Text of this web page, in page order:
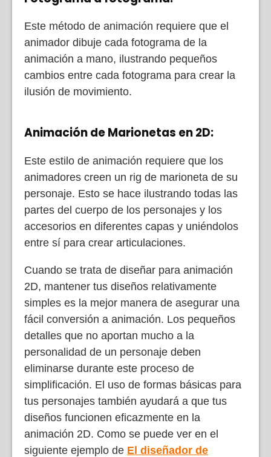
Este método de animación requiere que el
animador dibuje cada fotograma de la
animación a mano, ilustrando pequeños
cambios entre cada fotograma para crear la
ilusión de movimiento.
Animación de Marionetas en 2D:
Este estilo de animación requiere que los
animadores creen un rig de marioneta de su
personaje. Esto se hace ilustrando todas las
partes del cuerpo de los personajes y los
accesorios en diferentes capas y uniéndolos
entre sí para crear articulaciones.
Cuando se trata de diseñar para animación
2D, mantener tus diseños relativamente
simples es la mejor manera de asegurar una
fácil conversión a animación. Los pequeños
detalles que no aportan mucho a la
personalidad de un personaje deben
eliminarse durante este proceso de
simplificación. El uso de formas básicas para
tus personajes también ayudará a que tus
diseños funcionen eficazmente en la
animación 2D. Como se puede ver en el
siguiente ejemplo de El diseñador de